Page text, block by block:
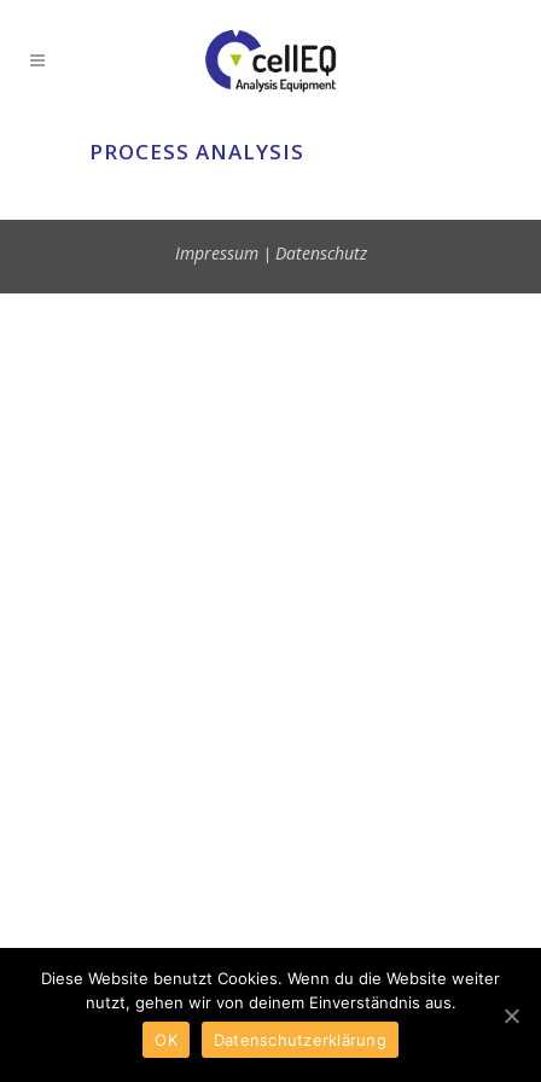
PROCESS ANALYSIS
Impressum | Datenschutz
Diese Website benutzt Cookies. Wenn du die Website weiter
nutzt, gehen wir von deinem Einverständnis aus.
OK
Datenschutzerklärung